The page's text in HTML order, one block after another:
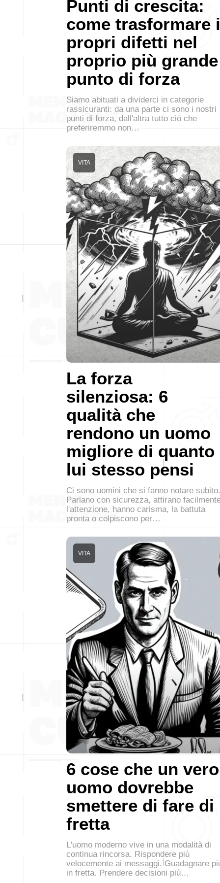
Punti di crescita:
come trasformare i
propri difetti nel
proprio più grande
punto di forza
Siamo abituati a dividerci in categorie
rassicuranti: da una parte ci sono i nostri
punti di forza, dall'altra tutto ciò che
preferiremmo non…
La forza
silenziosa: 6
qualità che
rendono un uomo
migliore di quanto
lui stesso pensi
VITA
Ci sono uomini che si fanno notare subito.
Parlano con sicurezza, attirano
l'attenzione, hanno carisma, la battuta
pronta o colpiscono per…
6 cose che un vero
uomo dovrebbe
smettere di fare di
fretta
VITA
L'uomo moderno vive in una modalità di
continua rincorsa. Rispondere più
velocemente ai messaggi. Guadagnare
in fretta. Prendere decisioni più…